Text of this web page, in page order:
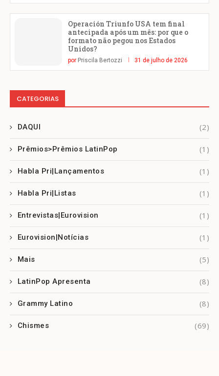
Operación Triunfo USA tem final
antecipada após um mês: por que o
formato não pegou nos Estados
Unidos?
por Priscila Bertozzi 31 de julho de 2026
CATEGORIAS
DAQUI (2)
Prêmios>Prêmios LatinPop (1)
Habla Pri|Lançamentos (1)
Habla Pri|Listas (1)
Entrevistas|Eurovision (1)
Eurovision|Notícias (1)
Mais (5)
LatinPop Apresenta (8)
Grammy Latino (8)
Chismes (69)